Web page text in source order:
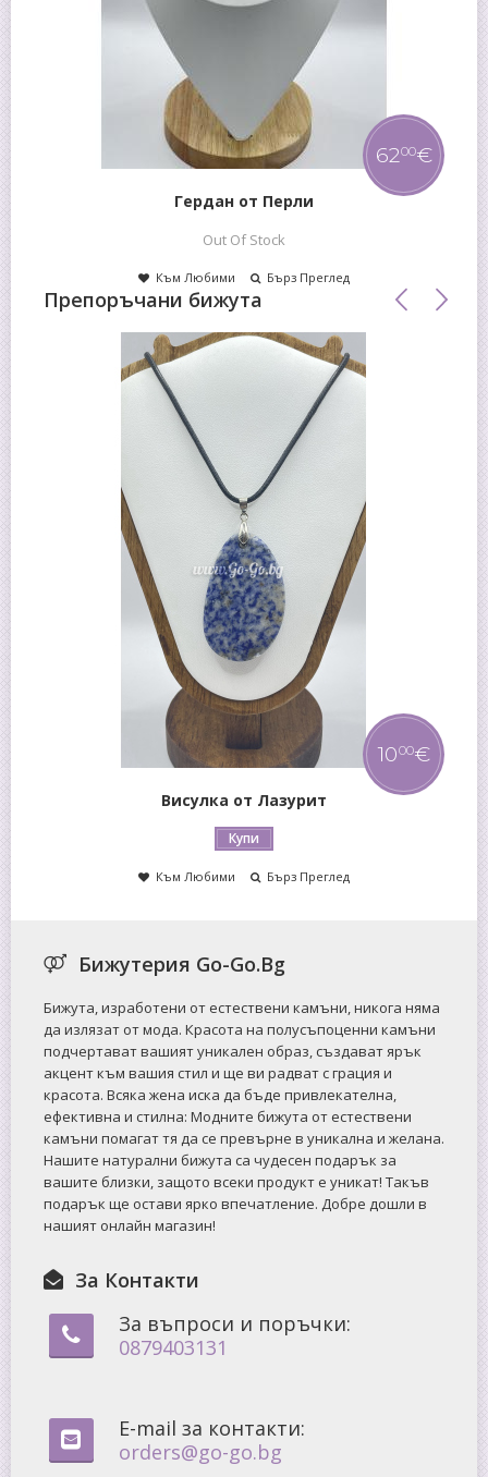
Гердан от Перли
6200€
Към Любими Бърз Преглед
Out Of Stock
Препоръчани бижута
Висулка от Яспис
1000€
Купи
Към Любими Бърз Преглед
Бижутерия Go-Go.Bg
Бижута, изработени от естествени камъни, никога няма
да излязат от мода. Красота на полусъпоценни камъни
подчертават вашият уникален образ, създават ярък
акцент към вашия стил и ще ви радват с грация и
красота. Всяка жена иска да бъде привлекателна,
ефективна и стилна: Mодните бижута от естествени
камъни помагат тя да се превърне в уникална и желана.
Нашите натурални бижута са чудесен подарък за
вашите близки, защото всеки продукт е уникат! Такъв
подарък ще остави ярко впечатление. Добре дошли в
нашият онлайн магазин!
За Контакти
За въпроси и поръчки:
0879403131
E-mail за контакти:
orders@go-go.bg